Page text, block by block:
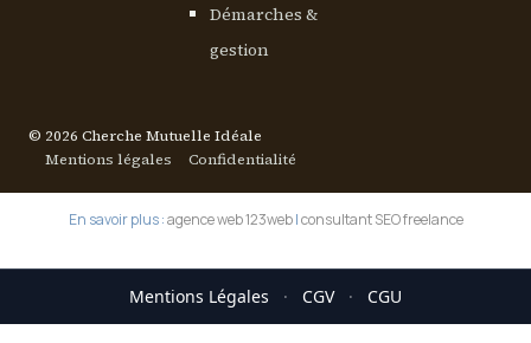
Démarches &
gestion
© 2026 Cherche Mutuelle Idéale
Mentions légales
Confidentialité
En savoir plus :agence web 123web|consultant SEO freelance
Mentions Légales · CGV · CGU